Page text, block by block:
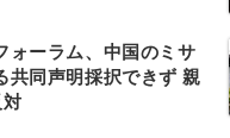
ォーラム、中国のミサ
共同声明採択できず 親